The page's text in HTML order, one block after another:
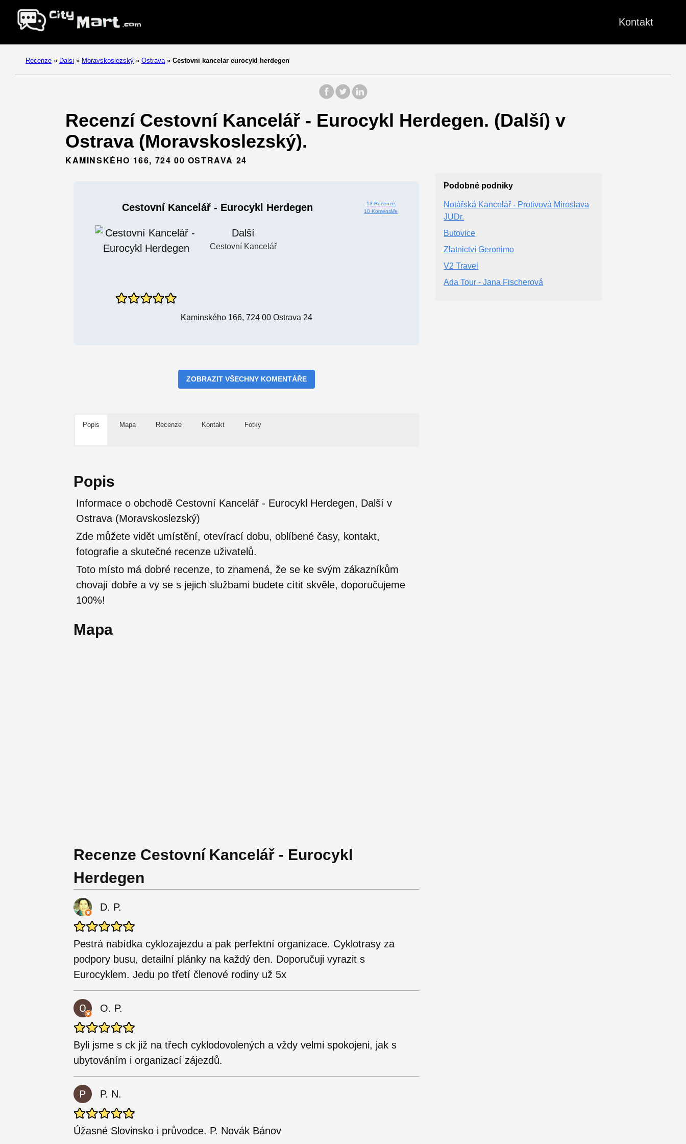
Kontakt
Recenze » Dalsi » Moravskoslezský » Ostrava » Cestovni kancelar eurocykl herdegen
Recenzí Cestovní Kancelář - Eurocykl Herdegen. (Další) v
Ostrava (Moravskoslezský).
KAMINSKÉHO 166, 724 00 OSTRAVA 24
Cestovní Kancelář - Eurocykl Herdegen
13 Recenze
10 Komentáře
Další
Cestovní Kancelář
Kaminského 166, 724 00 Ostrava 24
ZOBRAZIT VŠECHNY KOMENTÁŘE
Popis Mapa Recenze Kontakt Fotky
Popis
Informace o obchodě Cestovní Kancelář - Eurocykl Herdegen, Další v
Ostrava (Moravskoslezský)
Zde můžete vidět umístění, otevírací dobu, oblíbené časy, kontakt,
fotografie a skutečné recenze uživatelů.
Toto místo má dobré recenze, to znamená, že se ke svým zákazníkům
chovají dobře a vy se s jejich službami budete cítit skvěle, doporučujeme
100%!
Mapa
Recenze Cestovní Kancelář - Eurocykl
Herdegen
D. P.
Pestrá nabídka cyklozajezdu a pak perfektní organizace. Cyklotrasy za
podpory busu, detailní plánky na každý den. Doporučuji vyrazit s
Eurocyklem. Jedu po třetí členové rodiny už 5x
O. P.
Byli jsme s ck již na třech cyklodovolených a vždy velmi spokojeni, jak s
ubytováním i organizací zájezdů.
P. N.
Úžasné Slovinsko i průvodce. P. Novák Bánov
Podobné podniky
Notářská Kancelář - Protivová Miroslava
JUDr.
Butovice
Zlatnictví Geronimo
V2 Travel
Ada Tour - Jana Fischerová